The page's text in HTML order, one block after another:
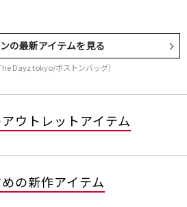
の最新アイテムを見る
Dayz tokyo/ボストンバッグ）
ウトレットアイテム
の新作アイテム